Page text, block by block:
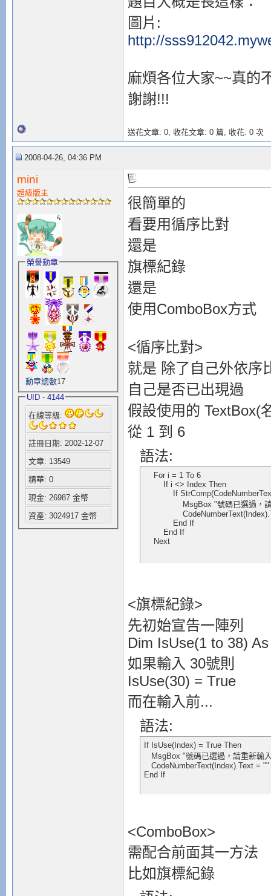
圖片:
http://
麻煩各位大家~~真的
謝謝!!!
送花文章: 0, 收花文章: 0 篇, 收花: 0 次
2008-04-26, 04:36 PM
mini
超級版主
榮譽勳章
勳章總數17
UID - 4144
在線等級:
註冊日期: 2002-12-07
文章: 13549
精華: 0
現金: 26987 金幣
資產: 3024917 金幣
很簡單的
看要用循序比對
還是
旗標紀錄
還是
使用ComboBox方式
<循序比對>
就是 除了自己外依序
自己是否已出現過
假設使用的 TextBox(
從 1 到 6
語法:
    For i = 1 To 6
        If i <> Index Then
If
MsgBox "號碼已選過
            End If
        End If
    Next
<旗標紀錄>
先初始宣告一陣列
Dim IsUse(1 to 38)
如果輸入 30號則
IsUse(30) = True
而在輸入前...
語法:
If IsUse(Index) = True Then
MsgBox "號碼已選過，請重新輸
   CodeNumberText(Index).Text = ""
End If
<ComboBox>
需配合前面其一方法
比如旗標紀錄